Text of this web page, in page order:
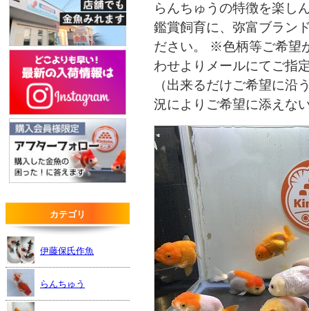
らんちゅうの特徴を楽し
鑑賞飼育に、弥富ブラン
ださい。 ※色柄等ご希望
わせよりメールにてご指
（出来るだけご希望に沿
況によりご希望に添えな
カテゴリ
伊藤保氏作魚
らんちゅう